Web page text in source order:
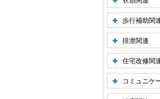
歩行補助関
排泄関連
住宅改修関
コミュニケ